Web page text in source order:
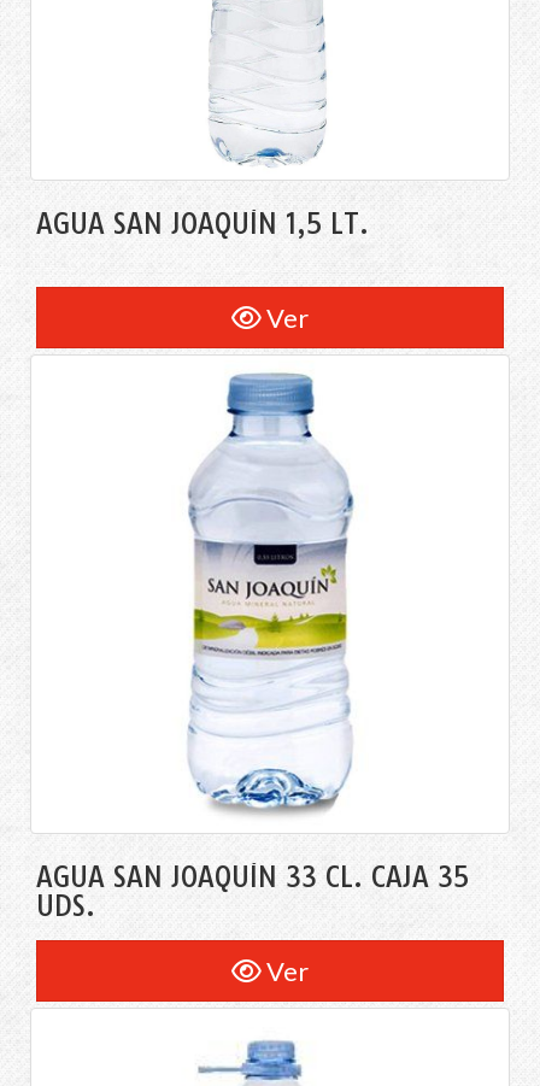
AGUA SAN JOAQUÍN 1,5 LT.
Ver
AGUA SAN JOAQUÍN 33 CL. CAJA 35
UDS.
Ver